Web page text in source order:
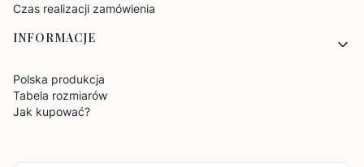
Czas realizacji zamówienia
INFORMACJE
Polska produkcja
Tabela rozmiarów
Jak kupować?